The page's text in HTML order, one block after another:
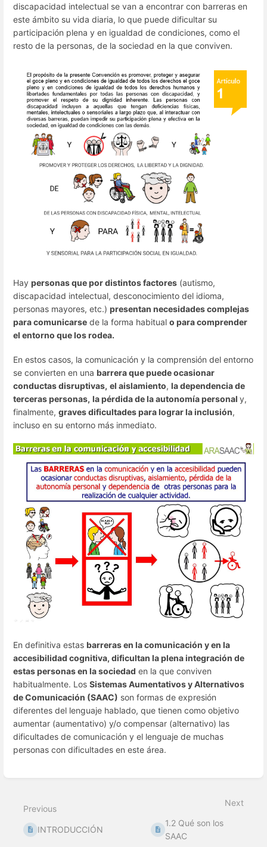
discapacidad intelectual se van a encontrar con barreras en
este ámbito su vida diaria, lo que puede dificultar su
participación plena y en igualdad de condiciones, como el
resto de la personas, de la sociedad en la que conviven.
Hay personas que por distintos factores (autismo,
discapacidad intelectual, desconocimiento del idioma,
personas mayores, etc.) presentan necesidades complejas
para comunicarse de la forma habitual o para comprender
el entorno que los rodea.
En estos casos, la comunicación y la comprensión del entorno
se convierten en una barrera que puede ocasionar
conductas disruptivas, el aislamiento, la dependencia de
terceras personas, la pérdida de la autonomía personal y,
finalmente, graves dificultades para lograr la inclusión,
incluso en su entorno más inmediato.
En definitiva estas barreras en la comunicación y en la
accesibilidad cognitiva, dificultan la plena integración de
estas personas en la sociedad en la que conviven
habitualmente. Los Sistemas Aumentativos y Alternativos
de Comunicación (SAAC) son formas de expresión
diferentes del lenguaje hablado, que tienen como objetivo
aumentar (aumentativo) y/o compensar (alternativo) las
dificultades de comunicación y el lenguaje de muchas
personas con dificultades en este área.
mode
Previous
INTRODUCCIÓN
Next
1.2 Qué son los
SAAC